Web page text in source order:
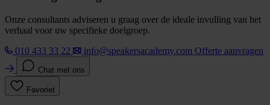
Onze consultants adviseren u graag over de ideale invulling van het
verhaal voor uw specifieke doelgroep.
010 433 33 22
info@speakersacademy.com Offerte aanvragen
Chat met ons
Favoriet